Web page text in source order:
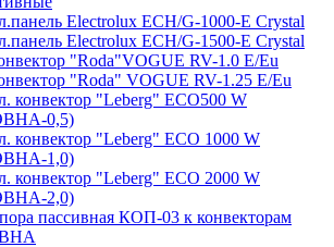
Electrolux ECH/G-1000-Е Crystal
Electrolux ECH/G-1500-Е Crystal
"Roda"VOGUE RV-1.0 E/Eu
"Roda" VOGUE RV-1.25 E/Eu
конвектор "Leberg" ECO500 W
0,5)
конвектор "Leberg" ECO 1000 W
1,0)
конвектор "Leberg" ECO 2000 W
2,0)
пассивная КОП-03 к конвекторам